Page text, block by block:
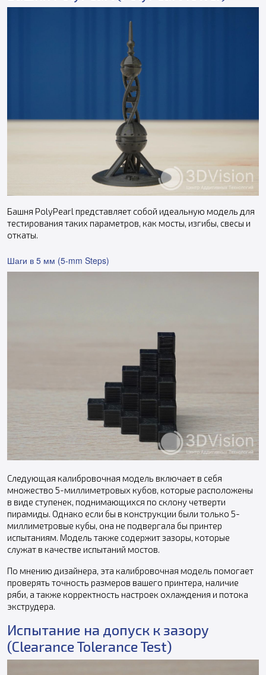
Башня PolyPearl представляет собой идеальную модель для
тестирования таких параметров, как мосты, изгибы, свесы и
откаты.
Шаги в 5 мм (5-mm Steps)
Следующая калибровочная модель включает в себя
множество 5-миллиметровых кубов, которые расположены
в виде ступенек, поднимающихся по склону четверти
пирамиды. Однако если бы в конструкции были только 5-
миллиметровые кубы, она не подвергала бы принтер
испытаниям. Модель также содержит зазоры, которые
служат в качестве испытаний мостов.
По мнению дизайнера, эта калибровочная модель помогает
проверять точность размеров вашего принтера, наличие
ряби, а также корректность настроек охлаждения и потока
экструдера.
Испытание на допуск к зазору
(Clearance Tolerance Test)